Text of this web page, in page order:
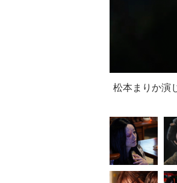
松本まりか演